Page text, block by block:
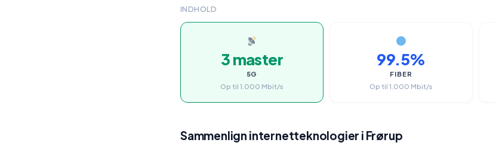
INDHOLD
3 master
5G
Op til 1.000 Mbit/s
99.5%
FIBER
Op til 1.000 Mbit/s
Sammenlign internetteknologier i Frørup